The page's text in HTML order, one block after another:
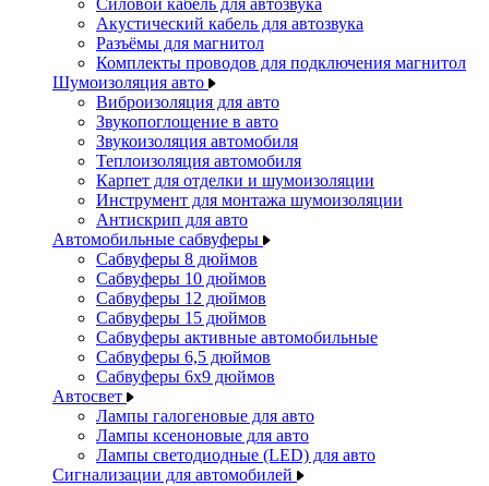
Силовой кабель для автозвука
Акустический кабель для автозвука
Разъёмы для магнитол
Комплекты проводов для подключения магнитол
Шумоизоляция авто
Виброизоляция для авто
Звукопоглощение в авто
Звукоизоляция автомобиля
Теплоизоляция автомобиля
Карпет для отделки и шумоизоляции
Инструмент для монтажа шумоизоляции
Антискрип для авто
Автомобильные сабвуферы
Сабвуферы 8 дюймов
Сабвуферы 10 дюймов
Сабвуферы 12 дюймов
Сабвуферы 15 дюймов
Сабвуферы активные автомобильные
Сабвуферы 6,5 дюймов
Сабвуферы 6x9 дюймов
Автосвет
Лампы галогеновые для авто
Лампы ксеноновые для авто
Лампы светодиодные (LED) для авто
Сигнализации для автомобилей